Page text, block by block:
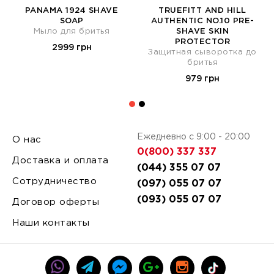
PANAMA 1924 SHAVE
SOAP
Мыло для бритья
2999 грн
TRUEFITT AND HILL
AUTHENTIC NO.10 PRE-
SHAVE SKIN
PROTECTOR
Защитная сыворотка до
бритья
979 грн
О нас
Доставка и оплата
Сотрудничество
Договор оферты
Наши контакты
Ежедневно с 9:00 - 20:00
0(800) 337 337
(044) 355 07 07
(097) 055 07 07
(093) 055 07 07